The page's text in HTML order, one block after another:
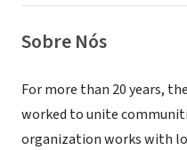
Sobre Nós
For more than 20 years,
worked to unite
organization works with